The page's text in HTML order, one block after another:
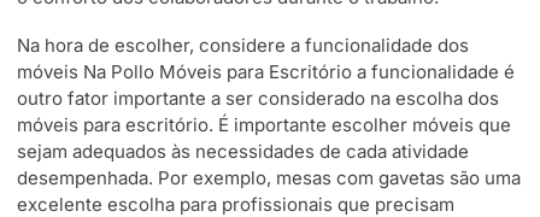
Na hora de escolher, considere a funcionalidade dos
móveis Na Pollo Móveis para Escritório a funcionalidade é
outro fator importante a ser considerado na escolha dos
móveis para escritório. É importante escolher móveis que
sejam adequados às necessidades de cada atividade
desempenhada. Por exemplo, mesas com gavetas são uma
excelente escolha para profissionais que precisam